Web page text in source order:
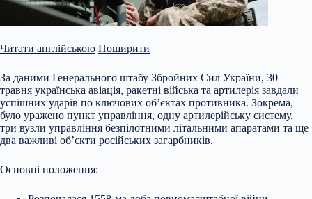
Читати англійською Поширити
За даними Генерального штабу Збройних Сил України, 30
травня українська авіація, ракетні війська та артилерія завдали
успішних ударів по ключових об’єктах противника. Зокрема,
було уражено пункт управління, одну артилерійську систему,
три вузли управління безпілотними літальними апаратами та ще
два важливі об’єкти російських загарбників.
Основні положення: